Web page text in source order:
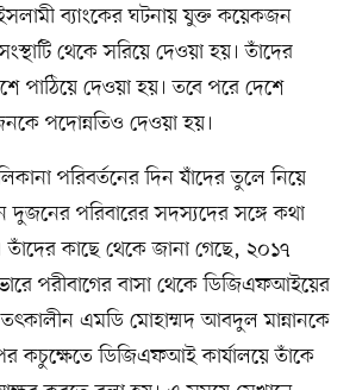
ব্যাংকের ঘটনায় যুক্ত কয়েকজন
থেকে সরিয়ে দেওয়া হয়। তাঁদের
পাঠিয়ে দেওয়া হয়। তবে পরে দেশে
পদোন্নতিও দেওয়া হয়।
পরিবর্তনের দিন যাঁদের তুলে নিয়ে
দুজনের পরিবারের সদস্যদের সঙ্গে কথা
কাছে থেকে জানা গেছে, ২০১৭
পরীবাগের বাসা থেকে ডিজিএফআইয়ের
তৎকালীন এমডি মোহাম্মদ আবদুল মান্নানকে
কচুক্ষেতে ডিজিএফআই কার্যালয়ে তাঁকে